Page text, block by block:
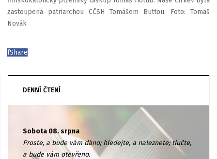
zastoupena patriarchou CČSH Tomášem Buttou. Foto: Tomáš
Novák
fShare
DENNÍ ČTENÍ
Sobota 08. srpna
Proste, a bude vám dáno; hledejte, a naleznete; tlučte,
a bude vám otevřeno.